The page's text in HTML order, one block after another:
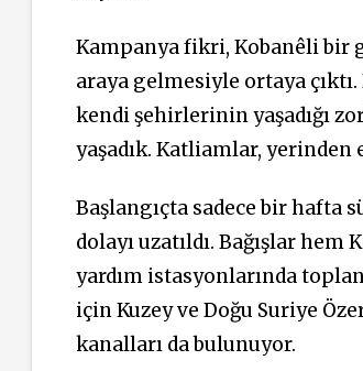
Kampanya fikri, Kobanêli bir
araya gelmesiyle ortaya çıktı.
kendi şehirlerinin yaşadığı
yaşadık. Katliamlar, yerinden
Başlangıçta sadece bir hafta
dolayı uzatıldı. Bağışlar
yardım istasyonlarında
için Kuzey ve Doğu Suriye
kanalları da bulunuyor.